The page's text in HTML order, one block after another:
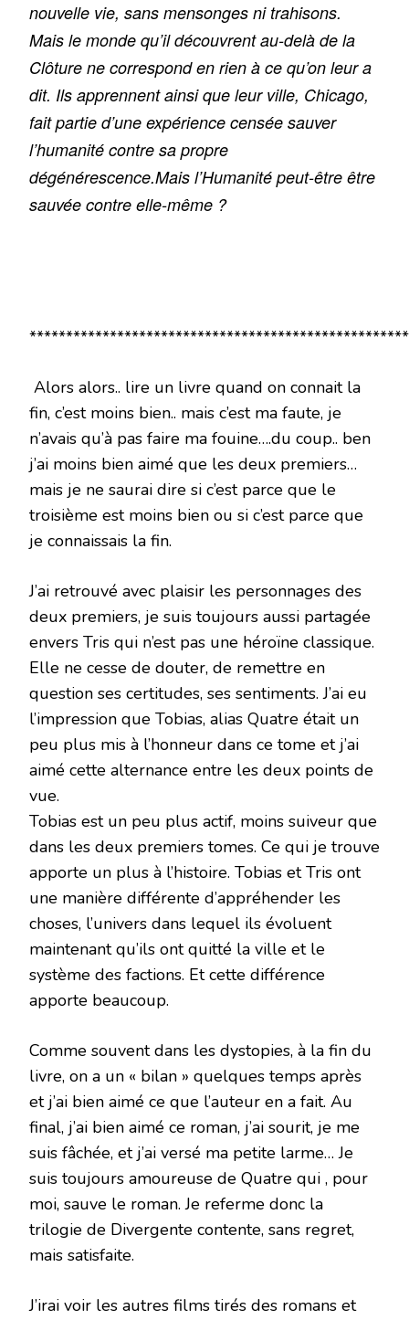
nouvelle vie, sans mensonges ni trahisons.
Mais le monde qu’il découvrent au-delà de la
Clôture ne correspond en rien à ce qu’on leur a
dit. Ils apprennent ainsi que leur ville, Chicago,
fait partie d’une expérience censée sauver
l’humanité contre sa propre
dégénérescence.Mais l’Humanité peut-être être
sauvée contre elle-même ?
Alors alors.. lire un livre quand on connait la
fin, c’est moins bien.. mais c’est ma faute, je
n’avais qu’à pas faire ma fouine….du coup.. ben
j’ai moins bien aimé que les deux premiers…
mais je ne saurai dire si c’est parce que le
troisième est moins bien ou si c’est parce que
je connaissais la fin.
J’ai retrouvé avec plaisir les personnages des
deux premiers, je suis toujours aussi partagée
envers Tris qui n’est pas une héroïne classique.
Elle ne cesse de douter, de remettre en
question ses certitudes, ses sentiments. J’ai eu
l’impression que Tobias, alias Quatre était un
peu plus mis à l’honneur dans ce tome et j’ai
aimé cette alternance entre les deux points de
vue.
Tobias est un peu plus actif, moins suiveur que
dans les deux premiers tomes. Ce qui je trouve
apporte un plus à l’histoire. Tobias et Tris ont
une manière différente d’appréhender les
choses, l’univers dans lequel ils évoluent
maintenant qu’ils ont quitté la ville et le
système des factions. Et cette différence
apporte beaucoup.
Comme souvent dans les dystopies, à la fin du
livre, on a un « bilan » quelques temps après
et j’ai bien aimé ce que l’auteur en a fait. Au
final, j’ai bien aimé ce roman, j’ai sourit, je me
suis fâchée, et j’ai versé ma petite larme… Je
suis toujours amoureuse de Quatre qui , pour
moi, sauve le roman. Je referme donc la
trilogie de Divergente contente, sans regret,
mais satisfaite.
J’irai voir les autres films tirés des romans et